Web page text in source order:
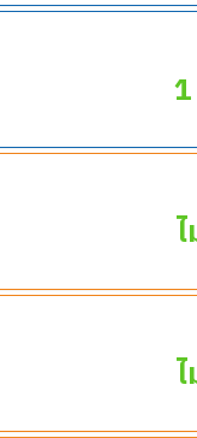
ปราศจากเชื้อ และจัด
นด
อาหารให้เป็นไปตาม
ไปใช้
ตถุดิบเหลือในปริมาณน้
ญหา
แข็งในระหว่างและห
สูญหาย และดูแลการท
มาย
ตลอดเวลา มีทัศนคติ
ด้ และอาจต้องทำหน้าที่
พท์เพื่อประสานงานจอ
มาย
ย่างเรียบร้อย ถูกต้อง
มาย